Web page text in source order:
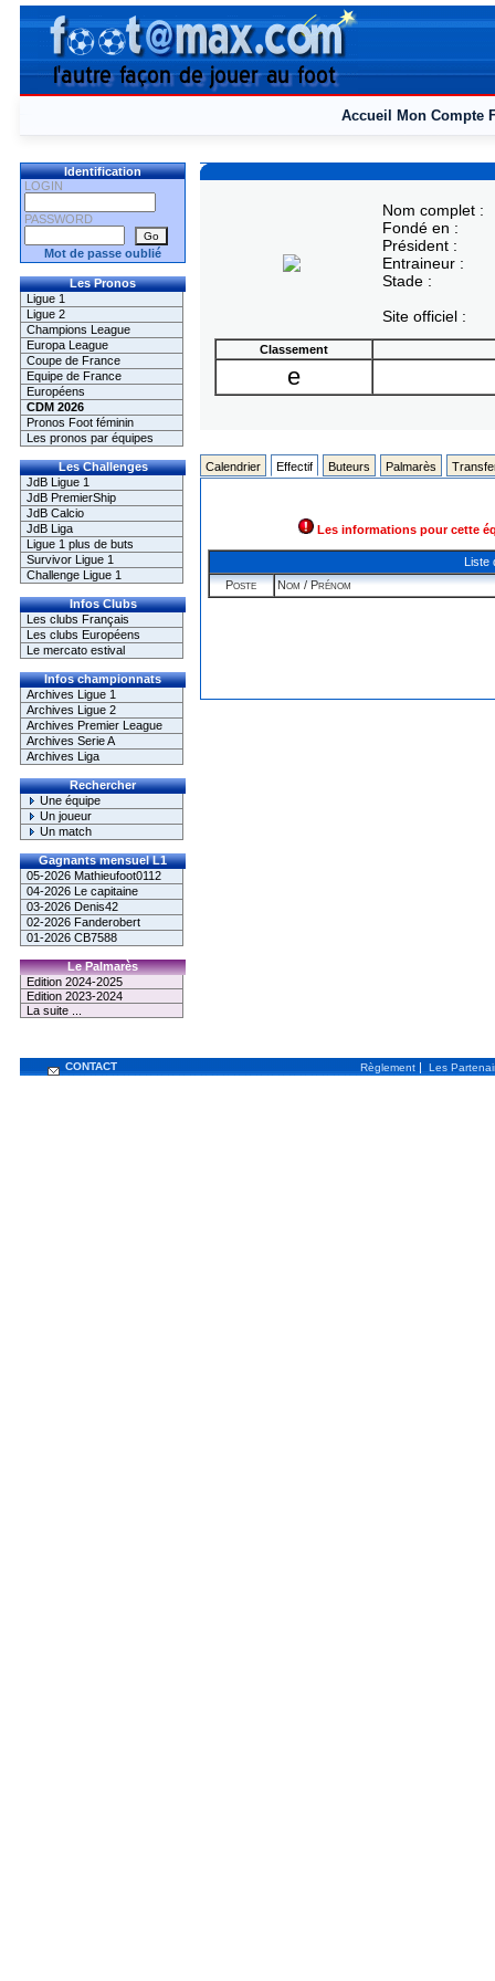
Accueil Mon Compte
Identification
LOGIN
PASSWORD
Mot de passe oublié
Les Pronos
Ligue 1
Ligue 2
Champions League
Europa League
Coupe de France
Equipe de France
Européens
CDM 2026
Pronos Foot féminin
Les pronos par équipes
Les Challenges
JdB Ligue 1
JdB PremierShip
JdB Calcio
JdB Liga
Ligue 1 plus de buts
Survivor Ligue 1
Challenge Ligue 1
Infos Clubs
Les clubs Français
Les clubs Européens
Le mercato estival
Infos championnats
Archives Ligue 1
Archives Ligue 2
Archives Premier League
Archives Serie A
Archives Liga
Rechercher
Une équipe
Un joueur
Un match
Gagnants mensuel L1
05-2026 Mathieufoot0112
04-2026 Le capitaine
03-2026 Denis42
02-2026 Fanderobert
01-2026 CB7588
Le Palmarès
Edition 2024-2025
Edition 2023-2024
La suite ...
Nom complet :
Fondé en :
Président :
Entraineur :
Stade :
Site officiel :
Classement
e
Calendrier Effectif Buteurs Palmarès
Les informations pour cette
Liste
Poste
Nom / Prénom
CONTACT Règlement | Les